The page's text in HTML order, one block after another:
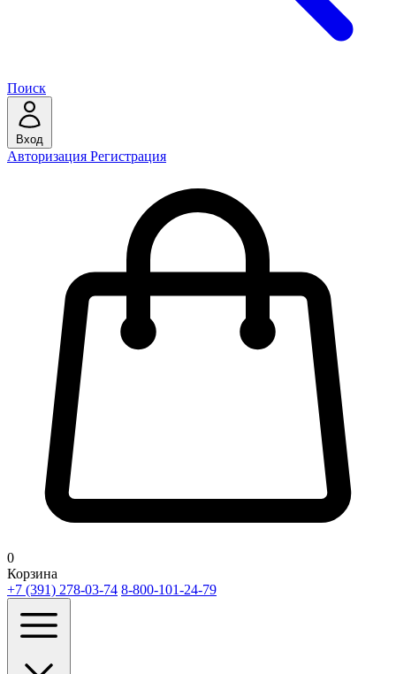
Поиск
Вход
Авторизация Регистрация
0
Корзина
+7 (391) 278-03-74 8-800-101-24-79